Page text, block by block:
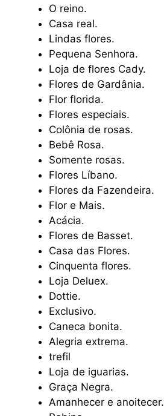
O reino.
Casa real.
Lindas flores.
Pequena Senhora.
Loja de flores Cady.
Flores de Gardânia.
Flor florida.
Flores especiais.
Colônia de rosas.
Bebê Rosa.
Somente rosas.
Flores Líbano.
Flores da Fazendeira.
Flor e Mais.
Acácia.
Flores de Basset.
Casa das Flores.
Cinquenta flores.
Loja Deluex.
Dottie.
Exclusivo.
Caneca bonita.
Alegria extrema.
trefil
Loja de iguarias.
Graça Negra.
Amanhecer e anoitecer.